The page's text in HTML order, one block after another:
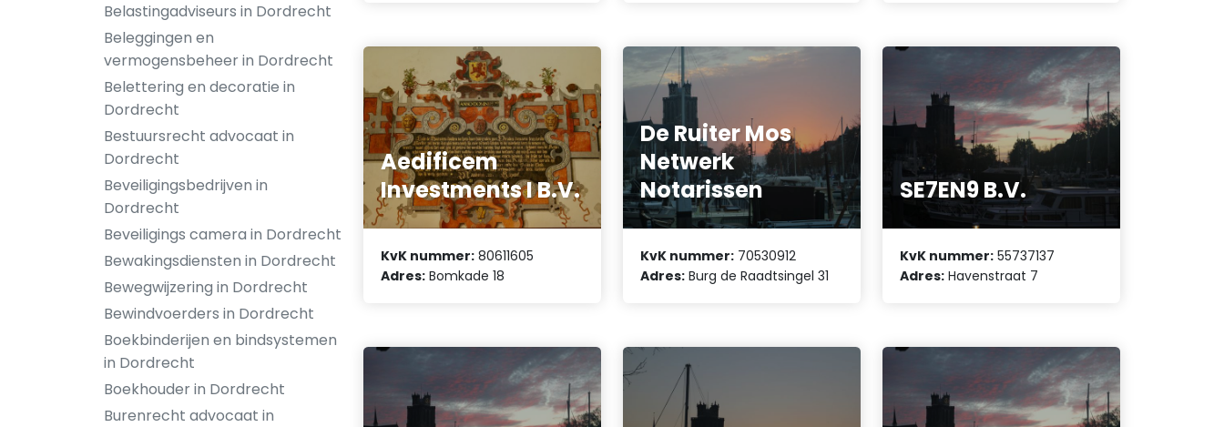
Belastingadviseurs in Dordrecht
Beleggingen en
vermogensbeheer in Dordrecht
Belettering en decoratie in
Dordrecht
Bestuursrecht advocaat in
Dordrecht
Beveiligingsbedrijven in
Dordrecht
Beveiligings camera in Dordrecht
Bewakingsdiensten in Dordrecht
Bewegwijzering in Dordrecht
Bewindvoerders in Dordrecht
Boekbinderijen en bindsystemen
in Dordrecht
Boekhouder in Dordrecht
Burenrecht advocaat in
Aedificem
Investments I B.V.
KvK nummer: 80611605
Adres: Bomkade 18
De Ruiter Mos
Netwerk
Notarissen
KvK nummer: 70530912
Adres: Burg de Raadtsingel 31
SE7EN9 B.V.
KvK nummer: 55737137
Adres: Havenstraat 7